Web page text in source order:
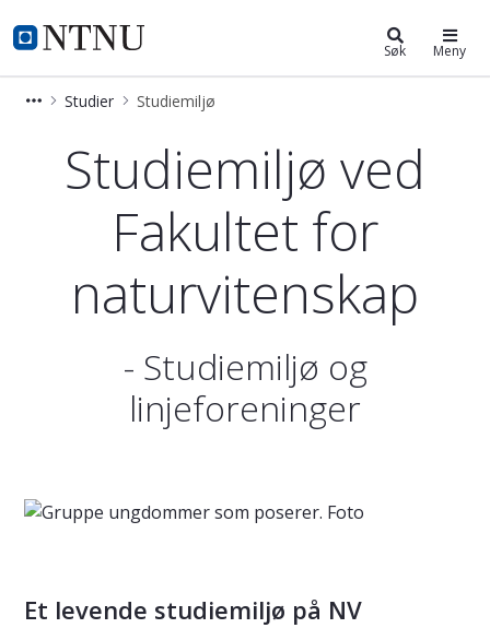
NTNU Hjemmeside
Fakultet for naturvitenskapSøk Meny
Studier Studiemiljø
Studiemiljø og linjeforeninger ved
Studiemiljø ved
Fakultet for
naturvitenskap
- Studiemiljø og
linjeforeninger
Et levende studiemiljø på NV